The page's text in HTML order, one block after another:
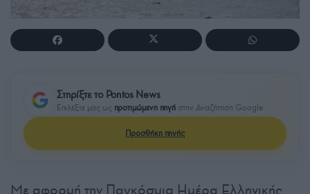
Στηρίξτε το Pontos News
Επιλέξτε μας ως προτιμώμενη πηγή στην Αναζήτηση Google
Προσθήκη πηγής
Με αφορμή την Παγκόσμια Ημέρα Ελληνικής